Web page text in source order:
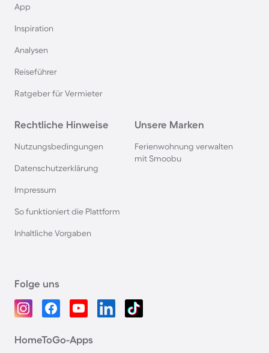
App
Inspiration
Analysen
Reiseführer
Ratgeber für Vermieter
Rechtliche Hinweise
Nutzungsbedingungen
Datenschutzerklärung
Impressum
So funktioniert die Plattform
Inhaltliche Vorgaben
Unsere Marken
Ferienwohnung verwalten
mit Smoobu
Folge uns
HomeToGo-Apps